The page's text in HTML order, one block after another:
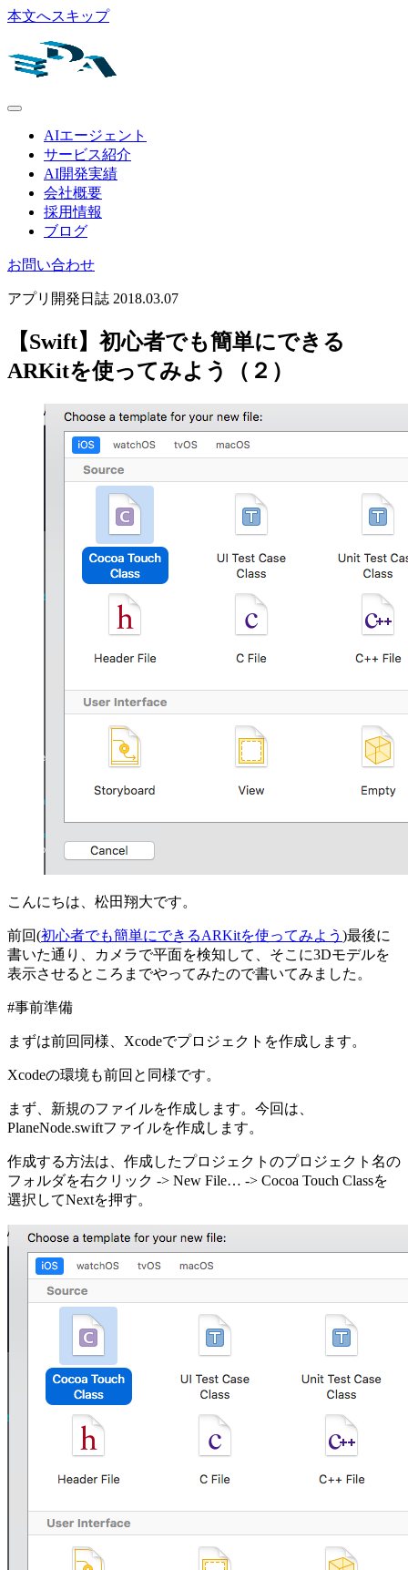
本文へスキップ
AIエージェント
サービス紹介
AI開発実績
会社概要
採用情報
ブログ
お問い合わせ
アプリ開発日誌 2018.03.07
【Swift】初心者でも簡単にできる
ARKitを使ってみよう（２）
こんにちは、松田翔大です。
前回(初心者でも簡単にできるARKitを使ってみよう )最後に
書いた通り、カメラで平面を検知して、そこに3Dモデルを
表示させるところまでやってみたので書いてみました。
#事前準備
まずは前回同様、Xcodeでプロジェクトを作成します。
Xcodeの環境も前回と同様です。
まず、新規のファイルを作成します。今回は、
PlaneNode.swiftファイルを作成します。
作成する方法は、作成したプロジェクトのプロジェクト名の
フォルダを右クリック -> New File… -> Cocoa Touch Classを
選択してNextを押す。